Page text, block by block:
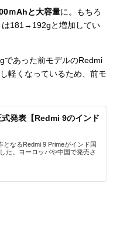
ｍAhと大容量に。もちろ
181→192gと増加してい
であった前モデルのRedmi
軽くなっているため、前モ
発表【Redmi 9のインド
となるRedmi 9 Primeがインド国
た。ヨーロッパや中国で発売さ